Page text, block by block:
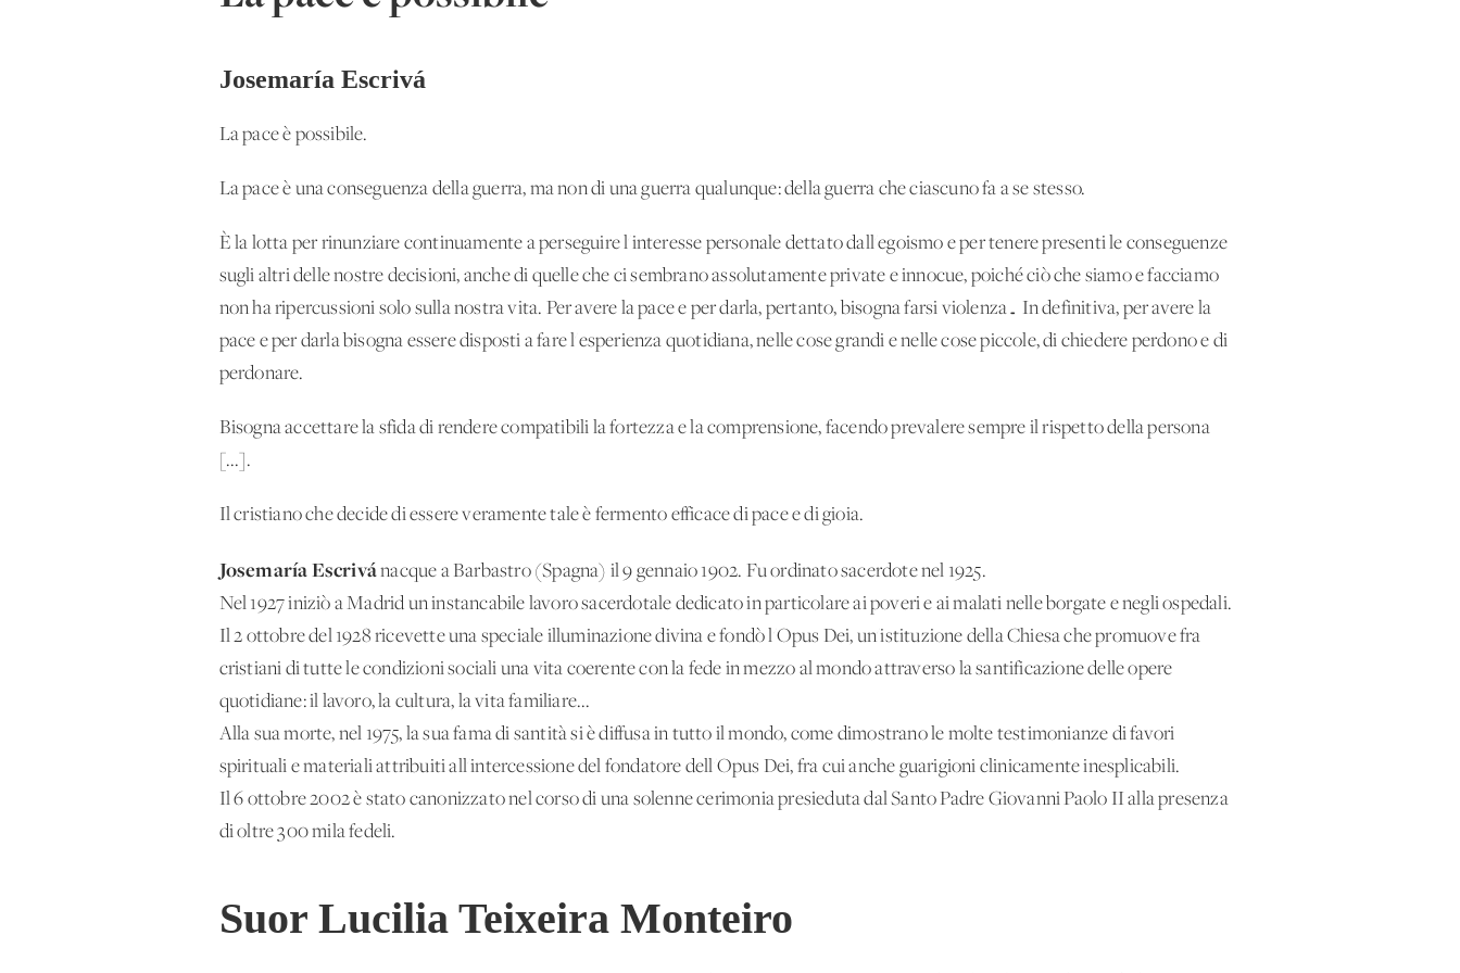
Josemaría Escrivá
La pace è possibile.
La pace è una conseguenza della guerra, ma non di una guerra qualunque: della guerra che ciascuno fa a se stesso.
È la lotta per rinunziare continuamente a perseguire l'interesse personale dettato dall'egoismo e per tenere presenti le conseguenze
sugli altri delle nostre decisioni, anche di quelle che ci sembrano assolutamente private e innocue, poiché ciò che siamo e facciamo
non ha ripercussioni solo sulla nostra vita. Per avere la pace e per darla, pertanto, bisogna farsi violenza… In definitiva, per avere la
pace e per darla bisogna essere disposti a fare l'esperienza quotidiana, nelle cose grandi e nelle cose piccole, di chiedere perdono e di
perdonare.
Bisogna accettare la sfida di rendere compatibili la fortezza e la comprensione, facendo prevalere sempre il rispetto della persona
[...].
Il cristiano che decide di essere veramente tale è fermento efficace di pace e di gioia.
Josemaría Escrivánacque a Barbastro (Spagna) il 9 gennaio 1902. Fu ordinato sacerdote nel 1925.
Nel 1927 iniziò a Madrid un instancabile lavoro sacerdotale dedicato in particolare ai poveri e ai malati nelle borgate e negli ospedali.
Il 2 ottobre del 1928 ricevette una speciale illuminazione divina e fondò l'Opus Dei, un'istituzione della Chiesa che promuove fra
cristiani di tutte le condizioni sociali una vita coerente con la fede in mezzo al mondo attraverso la santificazione delle opere
quotidiane: il lavoro, la cultura, la vita familiare...
Alla sua morte, nel 1975, la sua fama di santità si è diffusa in tutto il mondo, come dimostrano le molte testimonianze di favori
spirituali e materiali attribuiti all'intercessione del fondatore dell'Opus Dei, fra cui anche guarigioni clinicamente inesplicabili.
Il 6 ottobre 2002 è stato canonizzato nel corso di una solenne cerimonia presieduta dal Santo Padre Giovanni Paolo II alla presenza
di oltre 300 mila fedeli.
Suor Lucilia Teixeira Monteiro